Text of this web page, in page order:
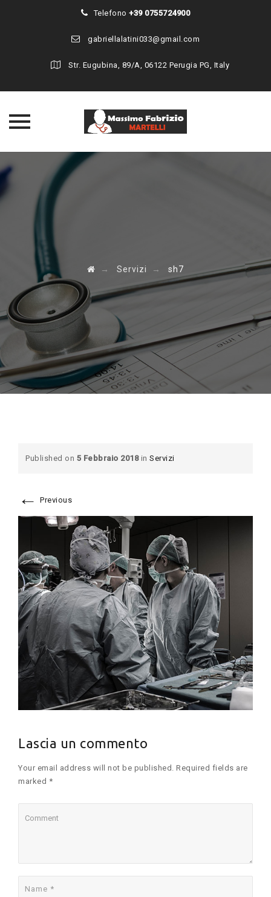
Telefono +39 0755724900
gabriellalatini033@gmail.com
Str. Eugubina, 89/A, 06122 Perugia PG, Italy
to
→ Servizi → sh7
Published on 5 Febbraio 2018in Servizi
← Previous
Lascia un commento
Your email address will not be published. Required fields are
marked *